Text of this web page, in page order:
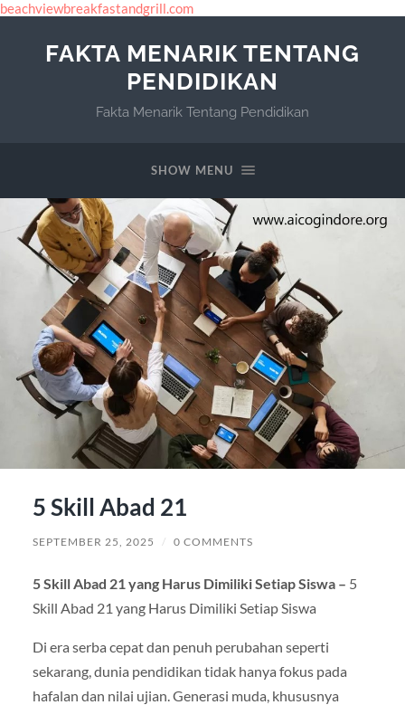
beachviewbreakfastandgrill.com
FAKTA MENARIK TENTANG
PENDIDIKAN
Fakta Menarik Tentang Pendidikan
SHOW MENU
5 Skill Abad 21
SEPTEMBER 25, 2025 / 0 COMMENTS
5 Skill Abad 21 yang Harus Dimiliki Setiap Siswa – 5
Skill Abad 21 yang Harus Dimiliki Setiap Siswa
Di era serba cepat dan penuh perubahan seperti
sekarang, dunia pendidikan tidak hanya fokus pada
hafalan dan nilai ujian. Generasi muda, khususnya